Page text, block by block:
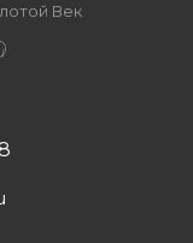
Век